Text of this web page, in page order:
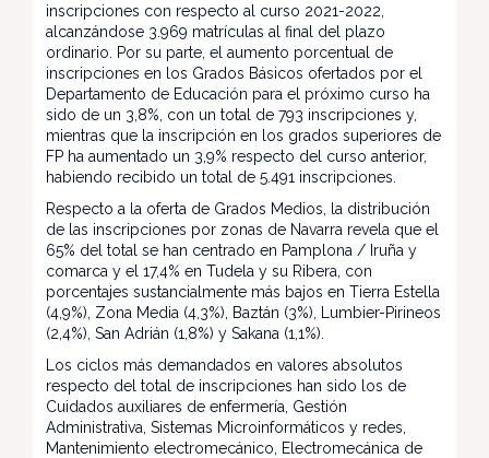
inscripciones con respecto al curso 2021-2022,
alcanzándose 3.969 matrículas al final del plazo
ordinario. Por su parte, el aumento porcentual de
inscripciones en los Grados Básicos ofertados por el
Departamento de Educación para el próximo curso ha
sido de un 3,8%, con un total de 793 inscripciones y,
mientras que la inscripción en los grados superiores de
FP ha aumentado un 3,9% respecto del curso anterior,
habiendo recibido un total de 5.491 inscripciones.
Respecto a la oferta de Grados Medios, la distribución
de las inscripciones por zonas de Navarra revela que el
65% del total se han centrado en Pamplona / Iruña y
comarca y el 17,4% en Tudela y su Ribera, con
porcentajes sustancialmente más bajos en Tierra Estella
(4,9%), Zona Media (4,3%), Baztán (3%), Lumbier-Pirineos
(2,4%), San Adrián (1,8%) y Sakana (1,1%).
Los ciclos más demandados en valores absolutos
respecto del total de inscripciones han sido los de
Cuidados auxiliares de enfermería, Gestión
Administrativa, Sistemas Microinformáticos y redes,
Mantenimiento electromecánico, Electromecánica de